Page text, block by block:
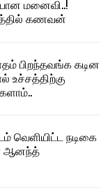
மனைவி..!
கணவன்
பிறந்தவங்க கடின
உச்சத்திற்கு
வெளியிட்ட நடிகை
ஆனந்த்